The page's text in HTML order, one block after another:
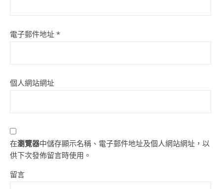
電子郵件地址 *
個人網站網址
在瀏覽器中儲存顯示名稱、電子郵件地址及個人網站網址，以
供下次發佈留言時使用。
留言